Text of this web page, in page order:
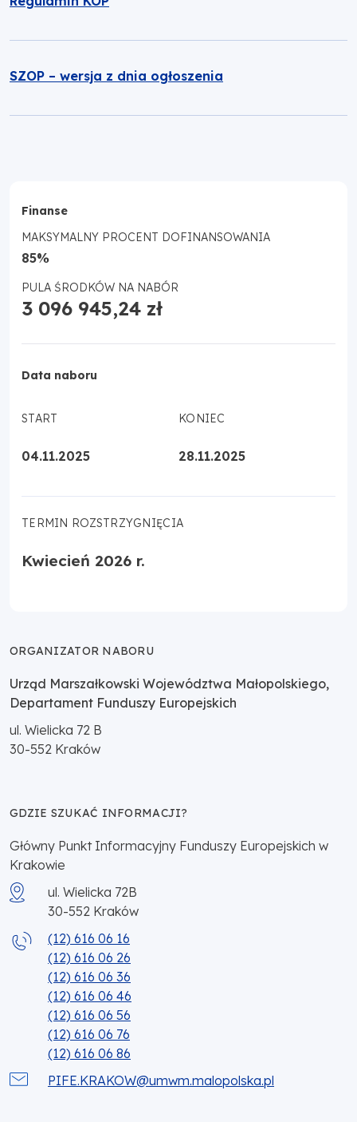
SZOP – wersja z dnia ogłoszenia
Finanse
MAKSYMALNY PROCENT DOFINANSOWANIA
85%
PULA ŚRODKÓW NA NABÓR
3 096 945,24 zł
Data naboru
START
04.11.2025
KONIEC
28.11.2025
TERMIN ROZSTRZYGNIĘCIA
Kwiecień 2026 r.
ORGANIZATOR NABORU
Urząd Marszałkowski Województwa Małopolskiego,
Departament Funduszy Europejskich
ul. Wielicka 72 B
30-552 Kraków
GDZIE SZUKAĆ INFORMACJI?
Główny Punkt Informacyjny Funduszy Europejskich w
Krakowie
ul. Wielicka 72B
30-552 Kraków
(12) 616 06 16
(12) 616 06 26
(12) 616 06 36
(12) 616 06 46
(12) 616 06 56
(12) 616 06 76
(12) 616 06 86
PIFE.KRAKOW@umwm.malopolska.pl